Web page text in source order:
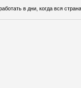
в дни, когда вся